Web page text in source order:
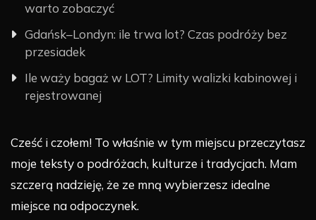
warto zobaczyć
Gdańsk–Londyn: ile trwa lot? Czas podróży bez
przesiadek
Ile waży bagaż w LOT? Limity walizki kabinowej i
rejestrowanej
Cześć i czołem! To właśnie w tym miejscu przeczytasz
moje teksty o podróżach, kulturze i tradycjach. Mam
szczerą nadzieję, że ze mną wybierzesz idealne
miejsce na odpoczynek.